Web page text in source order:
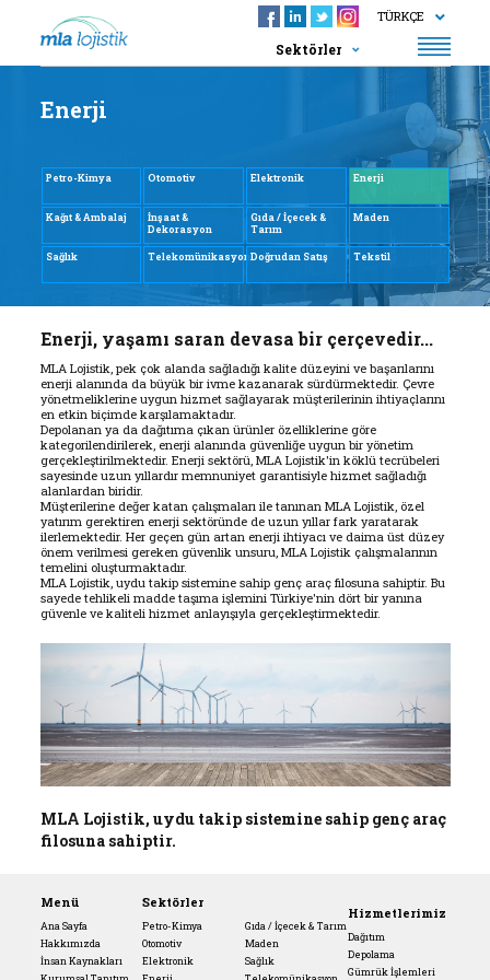
TÜRKÇE
Sektörler
Hizmetlerimiz
İnsan Kaynakları
Kurumsal Tanıtım
İletişim
Enerji
Petro-Kimya Otomotiv Elektronik Enerji
Kağıt & Ambalaj
İnşaat &
Dekorasyon
Gıda / İçecek &
Tarım
Maden
Sağlık TelekomünikasyonDoğrudan Satış Tekstil
Enerji, yaşamı saran devasa bir çerçevedir...
MLA Lojistik, pek çok alanda sağladığı kalite düzeyini ve başarılarını
enerji alanında da büyük bir ivme kazanarak sürdürmektedir. Çevre
yönetmeliklerine uygun hizmet sağlayarak müşterilerinin ihtiyaçlarını
en etkin biçimde karşılamaktadır.
Depolanan ya da dağıtıma çıkan ürünler özelliklerine göre
kategorilendirilerek, enerji alanında güvenliğe uygun bir yönetim
gerçekleştirilmektedir. Enerji sektörü, MLA Lojistik'in köklü tecrübeleri
sayesinde uzun yıllardır memnuniyet garantisiyle hizmet sağladığı
alanlardan biridir.
Müşterilerine değer katan çalışmaları ile tanınan MLA Lojistik, özel
yatırım gerektiren enerji sektöründe de uzun yıllar fark yaratarak
ilerlemektedir. Her geçen gün artan enerji ihtiyacı ve daima üst düzey
önem verilmesi gereken güvenlik unsuru, MLA Lojistik çalışmalarının
temelini oluşturmaktadır.
MLA Lojistik, uydu takip sistemine sahip genç araç filosuna sahiptir. Bu
sayede tehlikeli madde taşıma işlemini Türkiye'nin dört bir yanına
güvenle ve kaliteli hizmet anlayışıyla gerçekleştirmektedir.
MLA Lojistik, uydu takip sistemine sahip genç araç
filosuna sahiptir.
Menü
Ana Sayfa
Hakkımızda
İnsan Kaynakları
Sektörler
Petro-Kimya
Otomotiv
Elektronik
Gıda / İçecek & Tarım
Maden
Sağlık
Hizmetlerimiz
Dağıtım
Depolama
Gümrük İşlemleri